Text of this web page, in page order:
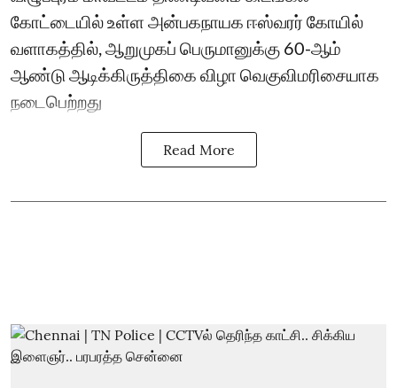
கோட்டையில் உள்ள அன்பகநாயக ஈஸ்வரர் கோயில்
வளாகத்தில், ஆறுமுகப் பெருமானுக்கு 60-ஆம்
ஆண்டு ஆடிக்கிருத்திகை விழா வெகுவிமரிசையாக
நடைபெற்றது
Read More